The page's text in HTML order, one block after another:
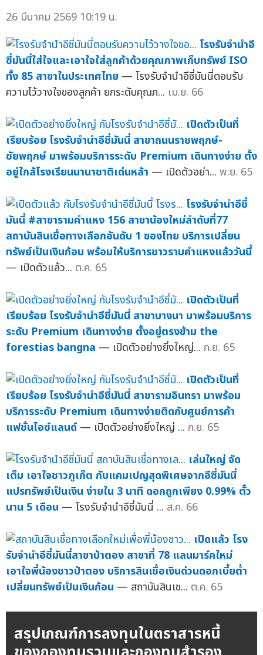
26 มีนาคม 2569 10:19 น.
โรงรับจำนำอี
ซี่มันนี่ใส่ใจและเอาใจใส่ลูกค้าด้วยคุณภาพเก็บทรัพย์ ISO
ทั้ง 85 สาขาในประเทศไทย — โรงรับจำนำอีซี่มันนี่ตอบรับ
ความไว้วางใจของลูกค้า ยกระดับคุณภ... เม.ย. 66
เปิดตัวเป็นที่
เรียบร้อย โรงรับจำนำอีซี่มันนี่ สาขาถนนราชพฤกษ์-
ชัยพฤกษ์ มาพร้อมบริการระดับ Premium เดินทางง่าย ตั้ง
อยู่ใกล้โรงเรียนนานาชาติเด่นหล้า — เปิดตัวอย่า... พ.ย. 65
โรงรับจำนำอีซี่
มันนี่ #สาขารามคำแหง 156 สาขาน้องใหม่ลำดับที่77
สถาบันสินเชื่อทางเลือกอันดับ 1 ของไทย บริการเปลี่ยน
ทรัพย์เป็นเงินก้อน พร้อมให้บริการชาวรามคำแหงแล้ววันนี้
— เปิดตัวแล้ว... ต.ค. 65
เปิดตัวเป็นที่
เรียบร้อย โรงรับจำนำอีซี่มันนี่ สาขาบางนา มาพร้อมบริการ
ระดับ Premium เดินทางง่าย ตั้งอยู่ตรงข้าม the
forestias bangna — เปิดตัวอย่างยิ่งใหญ่... ก.ย. 65
เปิดตัวเป็นที่
เรียบร้อย โรงรับจำนำอีซี่มันนี่ สาขารามอินทรา มาพร้อม
บริการระดับ Premium เดินทางง่ายติดกับศูนย์การค้า
แฟชั่นไอซ์แลนด์ — เปิดตัวอย่างยิ่งใหญ่ ... ก.ย. 65
เล่นใหญ่ จัด
เต็ม เอาใจชาวภูเก็ต กับแคมเปญสุดพิเศษจากอีซี่มันนี่
แปรทรัพย์เป็นเงิน ง่ายใน 3 นาที ดอกถูกเพียง 0.99% ตั๋ว
นาน 5 เดือน — โรงรับจำนำอีซี่มันนี่ ... ส.ค. 66
เปิดแล้ว โรง
รับจำนำอีซี่มันนี่สาขาป่าตอง สาขาที่ 78 แลนมาร์คใหม่
เอาใจพี่น้องชาวป่าตอง บริการสินเชื่อเงินด่วนดอกเบี้ยต่ำ
เปลี่ยนทรัพย์เป็นเงินก้อน — สถาบันสินเช... ต.ค. 65
สรุปเกณฑ์การลงทุนในตราสารหนี้